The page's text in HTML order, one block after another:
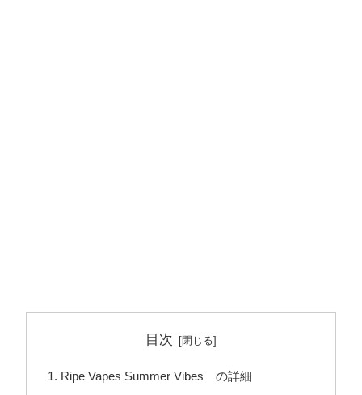
目次
Ripe Vapes Summer Vibes の詳細